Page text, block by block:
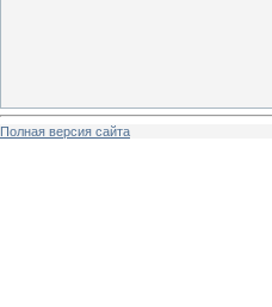
Полная версия сайта